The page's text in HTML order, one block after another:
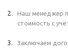
Наш менеджер
стоимость с
Заключаем